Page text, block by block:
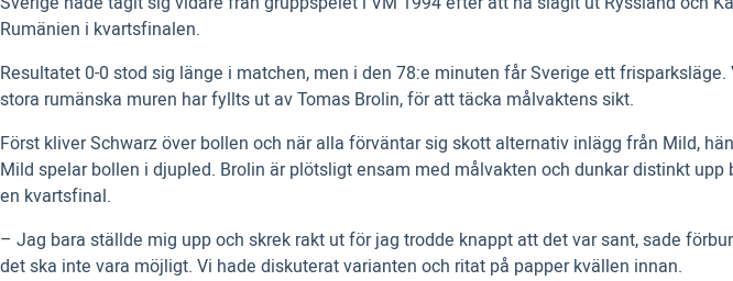
Rumänien i kvartsfinalen.
Resultatet 0-0 stod sig länge i matchen, men i den 78:e minuten får Sverige ett
stora rumänska muren har fyllts ut av Tomas Brolin, för att täcka målvaktens sikt.
Först kliver Schwarz över bollen och när alla förväntar sig skott alternativ inlägg från Mild,
Mild spelar bollen i djupled. Brolin är plötsligt ensam med målvakten och dunkar distinkt
en kvartsfinal.
– Jag bara ställde mig upp och skrek rakt ut för jag trodde knappt att det var sant, sade
det ska inte vara möjligt. Vi hade diskuterat varianten och ritat på papper kvällen innan.